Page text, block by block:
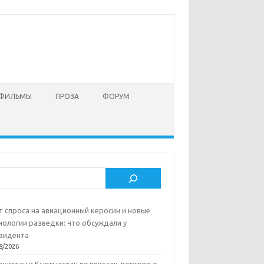
ПРОЗА ФОРУМ
спроса на авиационный керосин и новые
разведки: что обсуждали у
2026